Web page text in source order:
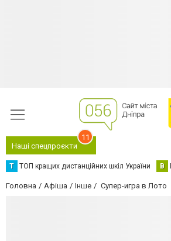
Наші спецпроєкти
11
Т ТОП кращих дистанційних шкіл України В
Головна Афіша Інше Супер-игра в Лото